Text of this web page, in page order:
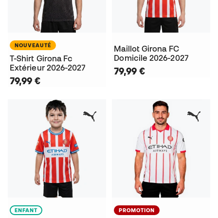
NOUVEAUTÉ
T-Shirt Girona Fc
Extérieur 2026-2027
79,99 €
Maillot Girona FC
Domicile 2026-2027
79,99 €
ENFANT PROMOTION